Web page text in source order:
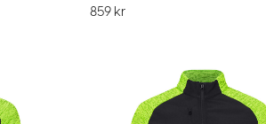
859 kr